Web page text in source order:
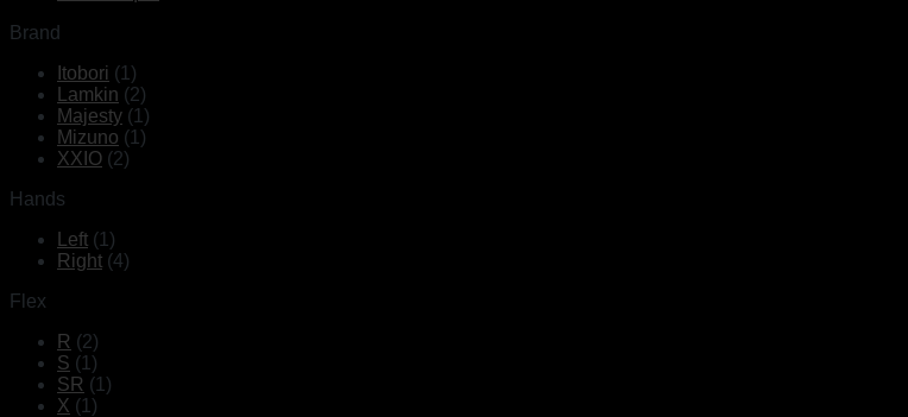
Brand
Itobori (1)
Lamkin (2)
Majesty (1)
Mizuno (1)
XXIO (2)
Hands
Left (1)
Right (4)
Flex
R (2)
S (1)
SR (1)
X (1)